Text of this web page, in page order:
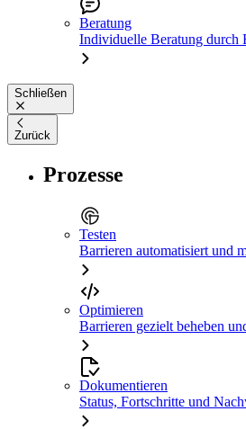
Beratung
Individuelle Beratung durch
Schließen
Zurück
Prozesse
Testen
Barrieren automatisiert und
Optimieren
Barrieren gezielt beheben
Dokumentieren
Status, Fortschritte und